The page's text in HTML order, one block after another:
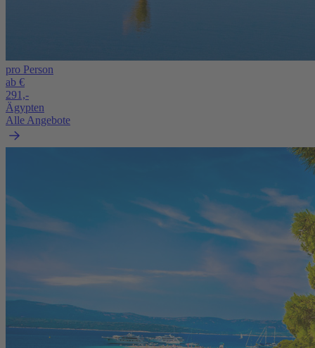
pro Person
ab €
291,-
Ägypten
Alle Angebote